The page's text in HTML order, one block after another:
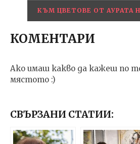
КЪМ ЦВЕТОВЕ ОТ АУРАТА
КОМЕНТАРИ
Ако имаш какво да кажеш по
мястото :)
СВЪРЗАНИ СТАТИИ: